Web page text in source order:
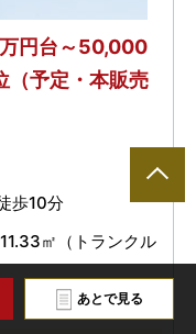
円台～50,000
予定・本販売
歩10分
㎡（トランクル
あとで見る